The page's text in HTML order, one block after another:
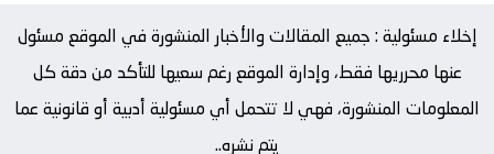
إخلاء مسئولية : جميع المقالات والأخبار المنشورة في الموقع مسئول
عنها محرريها فقط، وإدارة الموقع رغم سعيها للتأكد من دقة كل
المعلومات المنشورة، فهي لا تتحمل أي مسئولية أدبية أو قانونية عما
يتم نشره..